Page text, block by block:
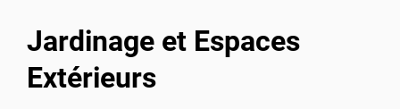
Jardinage et Espaces
Extérieurs